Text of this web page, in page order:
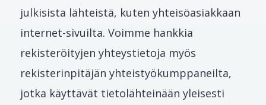
julkisista lähteistä, kuten yhteisöasiakkaan
internet-sivuilta. Voimme hankkia
rekisteröityjen yhteystietoja myös
rekisterinpitäjän yhteistyökumppaneilta,
jotka käyttävät tietolähteinään yleisesti